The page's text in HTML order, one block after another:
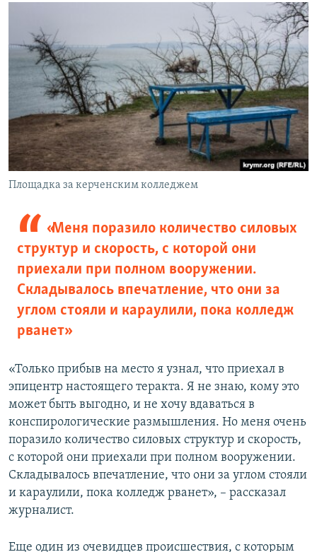
Площадка за керченским колледжем
«Меня поразило количество силовых
структур и скорость, с которой они
приехали при полном вооружении.
Складывалось впечатление, что они за
углом стояли и караулили, пока колледж
рванет»
«Только прибыв на место я узнал, что приехал в
эпицентр настоящего теракта. Я не знаю, кому это
может быть выгодно, и не хочу вдаваться в
конспирологические размышления. Но меня очень
поразило количество силовых структур и скорость,
с которой они приехали при полном вооружении.
Складывалось впечатление, что они за углом стояли
и караулили, пока колледж рванет», – рассказал
журналист.
Еще один из очевидцев происшествия, с которым